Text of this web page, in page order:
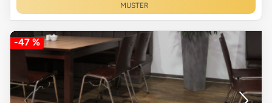
MUSTER
-47 %